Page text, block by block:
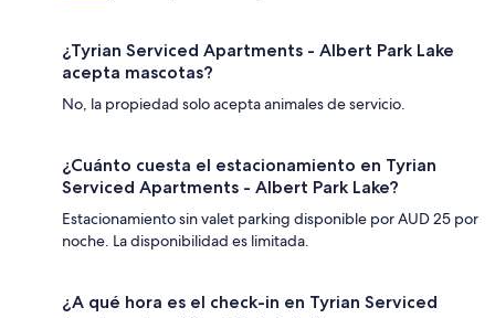
¿Tyrian Serviced Apartments - Albert Park Lake
acepta mascotas?
No, la propiedad solo acepta animales de servicio.
¿Cuánto cuesta el estacionamiento en Tyrian
Serviced Apartments - Albert Park Lake?
Estacionamiento sin valet parking disponible por AUD 25 por
noche. La disponibilidad es limitada.
¿A qué hora es el check-in en Tyrian Serviced